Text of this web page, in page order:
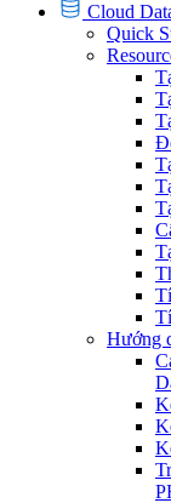
Cloud
Quick
Hướng